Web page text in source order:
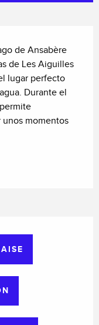
de Ansabère
de Les Aiguilles
lugar perfecto
Durante el
unos momentos